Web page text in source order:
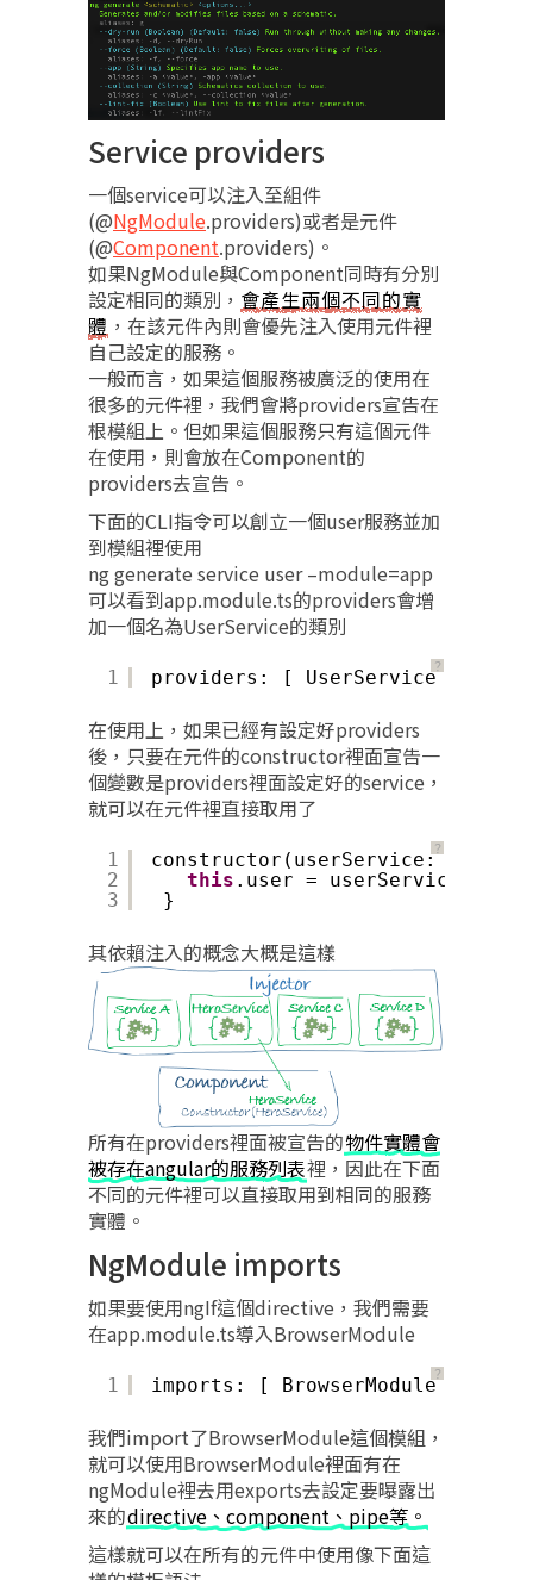
Service providers
一個service可以注入至組件
(@NgModule.providers)或者是元件
(@Component.providers)。
如果NgModule與Component同時有分別
設定相同的類別， 會產生兩個不同的實
體 ，在該元件內則會優先注入使用元件裡
自己設定的服務。
一般而言，如果這個服務被廣泛的使用在
很多的元件裡，我們會將providers宣告在
根模組上。但如果這個服務只有這個元件
在使用，則會放在Component的
providers去宣告。
下面的CLI指令可以創立一個user服務並加
到模組裡使用
ng generate service user –module=app
可以看到app.module.ts的providers會增
加一個名為UserService的類別
？
1 providers: [ UserService ],
在使用上，如果已經有設定好providers
後，只要在元件的constructor裡面宣告一
個變數是providers裡面設定好的service，
就可以在元件裡直接取用了
？
1
2
3
constructor(userService:
this .user =
}
其依賴注入的概念大概是這樣
所有在providers裡面被宣告的物件實體會
被存在angular的服務列表裡，因此在下面
不同的元件裡可以直接取用到相同的服務
實體。
NgModule imports
如果要使用ngIf這個directive，我們需要
在app.module.ts導入BrowserModule
？
1 imports: [ BrowserModule ],
我們import了BrowserModule這個模組，
就可以使用BrowserModule裡面有在
ngModule裡去用exports去設定要曝露出
來的directive、component、pipe等。
這樣就可以在所有的元件中使用像下面這